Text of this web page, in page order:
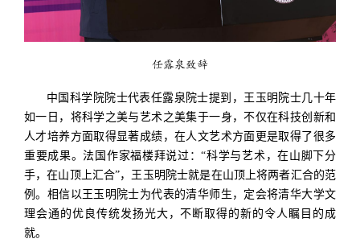
任露泉致辞
中国科学院院士代表任露泉院士提到，王玉明院士几十年
如一日，将科学之美与艺术之美集于一身，不仅在科技创新和
人才培养方面取得显著成绩，在人文艺术方面更是取得了很多
重要成果。法国作家福楼拜说过：“科学与艺术，在山脚下分
手，在山顶上汇合”，王玉明院士就是在山顶上将两者汇合的范
例。相信以王玉明院士为代表的清华师生，定会将清华大学文
理会通的优良传统发扬光大，不断取得的新的令人瞩目的成
就。